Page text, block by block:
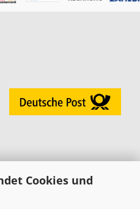
Cookies und